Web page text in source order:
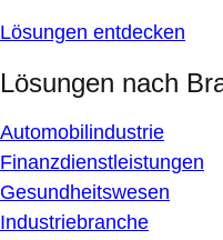
Lösungen entdecken
Lösungen nach
Automobilindustrie
Finanzdienstleistungen
Gesundheitswesen
Industriebranche